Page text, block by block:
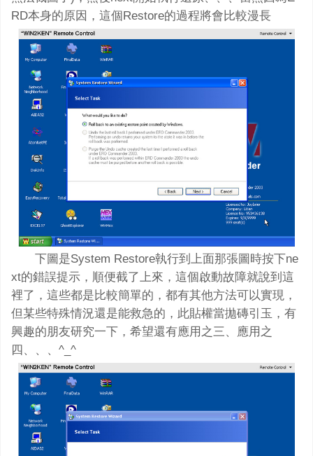
RD本身的原因，這個Restore的過程將會比較漫長
下圖是System Restore執行到上面那張圖時按下ne
xt的錯誤提示，順便截了上來，這個啟動故障就說到這
裡了，這些都是比較簡單的，都有其他方法可以實現，
但某些特殊情況還是能救急的，此貼權當拋磚引玉，有
興趣的朋友研究一下，希望還有應用之三、應用之
四、、、^_^